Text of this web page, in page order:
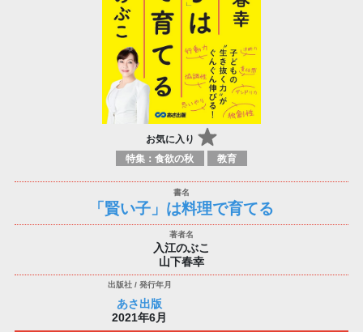
お気に入り
特集：食欲の秋 教育
「賢い子」は料理で育てる
入江のぶこ
山下春幸
あさ出版
2021年6月